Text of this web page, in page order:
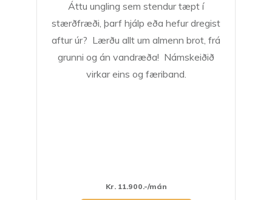
Áttu ungling sem stendur tæpt í
stærðfræði, þarf hjálp eða hefur dregist
aftur úr? Lærðu allt um almenn brot, frá
grunni og án vandræða! Námskeiðið
virkar eins og færiband.
Kr. 11.900.-/mán